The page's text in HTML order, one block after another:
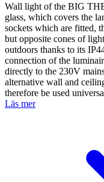
Wall light of the BIG
glass, which covers the
sockets which are fitted,
but opposite cones of
outdoors thanks to its
connection of the
directly to the 230V
alternative wall and
therefore be used
Läs mer